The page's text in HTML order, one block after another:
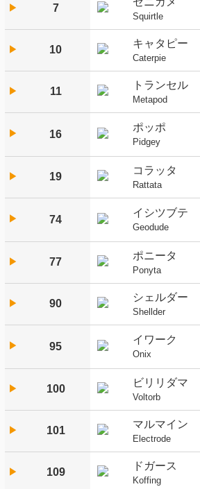
▶︎ 7
Squirtle
▶︎ 10
キャタピー
Caterpie
▶︎ 11
トランセル
Metapod
▶︎ 16
ポッポ
Pidgey
▶︎ 19
コラッタ
Rattata
▶︎ 74
イシツブテ
Geodude
▶︎ 77
ポニータ
Ponyta
▶︎ 90
シェルダー
Shellder
▶︎ 95
イワーク
Onix
▶︎ 100
ビリリダマ
Voltorb
▶︎ 101
マルマイン
Electrode
▶︎ 109
ドガース
Koffing